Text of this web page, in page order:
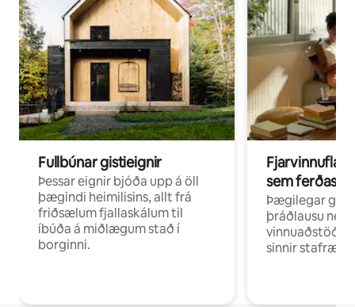
Fullbúnar gistieignir
Þessar eignir bjóða upp á öll
þægindi heimilisins, allt frá
friðsælum fjallaskálum til
íbúða á miðlægum stað í
borginni.
sem ferðast
Þægilegar
þráðlausu neti
vinnuaðstöðu
sinnir